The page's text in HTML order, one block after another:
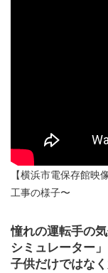
【横浜市電保存館
工事の様子〜
憧れの運転手の
シミュレーター」
子供だけではな